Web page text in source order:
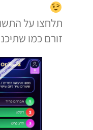
תלחצו על
זורם כמו